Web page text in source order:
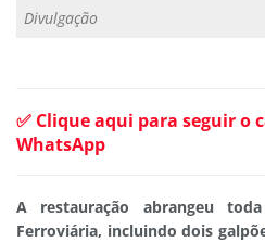
Divulgação
✅ Clique aqui para seguir o
WhatsApp
A restauração abrangeu
Ferroviária, incluindo dois